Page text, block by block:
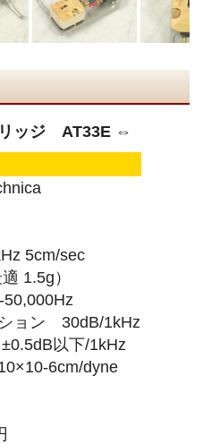
ッジ AT33E ⇔
5cm/sec
1.5g）
ョン 30dB/1kHz
以下/1kHz
6cm/dyne